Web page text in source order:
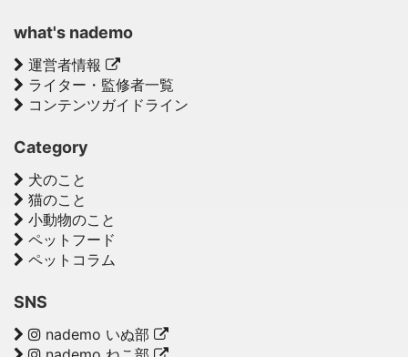
what's nademo
運営者情報
ライター・監修者一覧
コンテンツガイドライン
Category
犬のこと
猫のこと
小動物のこと
ペットフード
ペットコラム
SNS
nademo いぬ部